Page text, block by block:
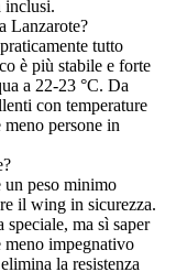
inclusi.
Lanzarote?
tutto
è più stabile e forte
a 22-23 °C. Da
con temperature
persone in
un peso minimo
il wing in sicurezza.
ma sì saper
impegnativo
la resistenza